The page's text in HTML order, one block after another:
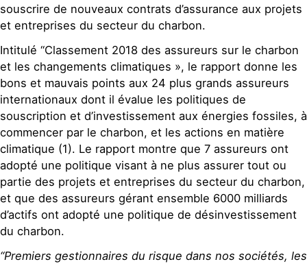
souscrire de nouveaux contrats d’assurance aux projets
et entreprises du secteur du charbon.
Intitulé “Classement 2018 des assureurs sur le charbon
et les changements climatiques », le rapport donne les
bons et mauvais points aux 24 plus grands assureurs
internationaux dont il évalue les politiques de
souscription et d’investissement aux énergies fossiles, à
commencer par le charbon, et les actions en matière
climatique (1). Le rapport montre que 7 assureurs ont
adopté une politique visant à ne plus assurer tout ou
partie des projets et entreprises du secteur du charbon,
et que des assureurs gérant ensemble 6000 milliards
d’actifs ont adopté une politique de désinvestissement
du charbon.
“Premiers gestionnaires du risque dans nos sociétés, les